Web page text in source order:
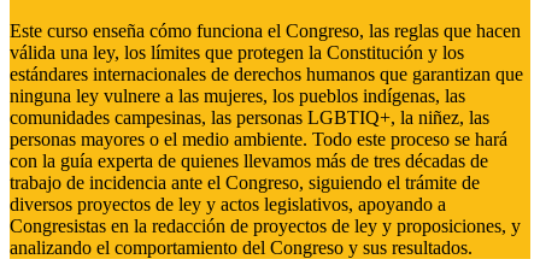
Este curso enseña cómo funciona el Congreso, las reglas que hacen
válida una ley, los límites que protegen la Constitución y los
estándares internacionales de derechos humanos que garantizan que
ninguna ley vulnere a las mujeres, los pueblos indígenas, las
comunidades campesinas, las personas LGBTIQ+, la niñez, las
personas mayores o el medio ambiente. Todo este proceso se hará
con la guía experta de quienes llevamos más de tres décadas de
trabajo de incidencia ante el Congreso, siguiendo el trámite de
diversos proyectos de ley y actos legislativos, apoyando a
Congresistas en la redacción de proyectos de ley y proposiciones, y
analizando el comportamiento del Congreso y sus resultados.